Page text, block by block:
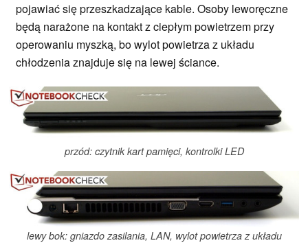
pojawiać się przeszkadzające kable. Osoby leworęczne
będą narażone na kontakt z ciepłym powietrzem przy
operowaniu myszką, bo wylot powietrza z układu
chłodzenia znajduje się na lewej ściance.
przód: czytnik kart pamięci, kontrolki LED
lewy bok: gniazdo zasilania, LAN, wylot powietrza z układu